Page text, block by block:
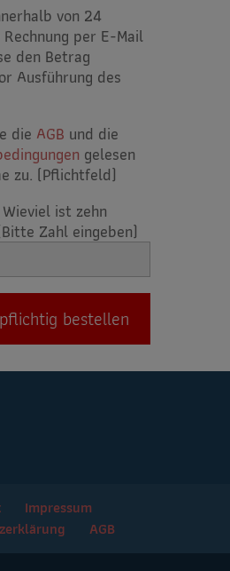
von 24
per E-Mail
den Betrag
Ausführung des
die AGB und die
gelesen
zu. (Pflichtfeld)
ist zehn
Zahl eingeben)
Impressum
AGB